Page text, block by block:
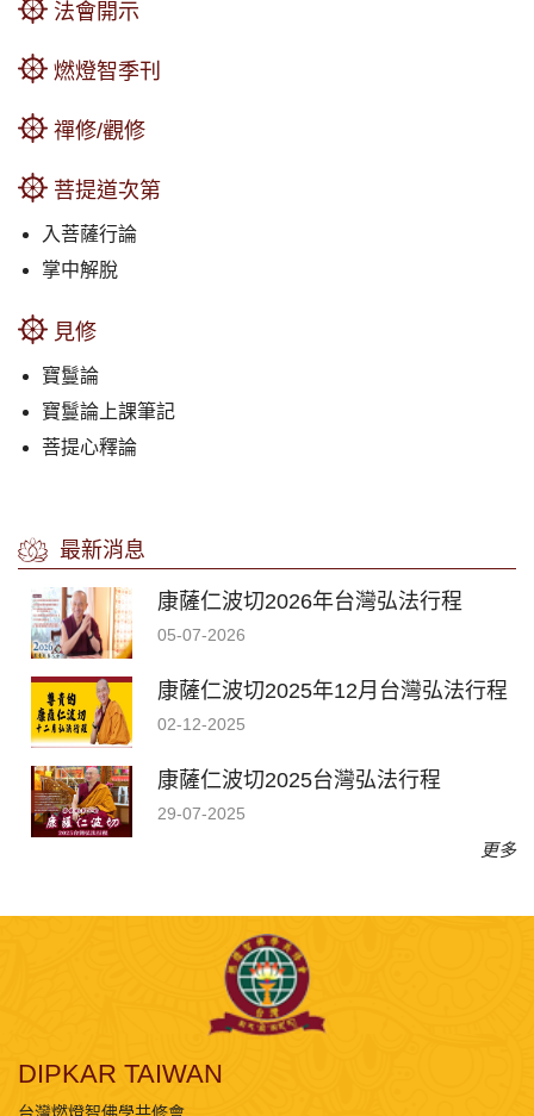
法會開示
燃燈智季刊
禪修/觀修
菩提道次第
入菩薩行論
掌中解脫
見修
寶鬘論
寶鬘論上課筆記
菩提心釋論
最新消息
康薩仁波切2026年台灣弘法行程
05-07-2026
康薩仁波切2025年12月台灣弘法行程
02-12-2025
康薩仁波切2025台灣弘法行程
29-07-2025
更多
DIPKAR TAIWAN
台灣燃燈智佛學共修會